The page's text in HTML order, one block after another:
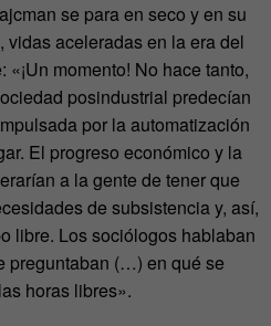
se para en seco y en su
, vidas aceleradas en la era del
momento! No hace tanto,
posindustrial predecían
por la automatización
El progreso económico y la
a la gente de tener que
de subsistencia y, así,
libre. Los sociólogos hablaban
preguntaban (…) en qué se
horas libres».